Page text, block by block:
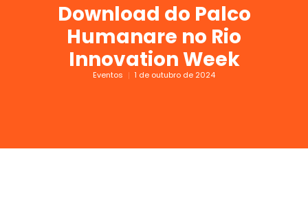
Download do Palco
Humanare no Rio
Innovation Week
Eventos 1 de outubro de 2024